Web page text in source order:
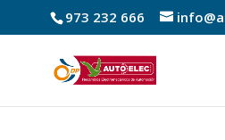
973 232 666